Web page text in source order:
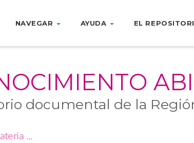
NAVEGAR AYUDA EL
documental de la